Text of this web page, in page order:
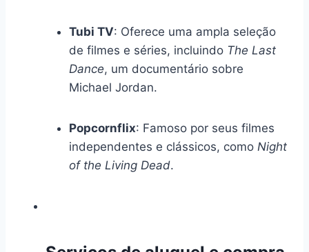
Tubi TV: Oferece uma ampla seleção
de filmes e séries, incluindo The Last
Dance, um documentário sobre
Michael Jordan.
Popcornflix: Famoso por seus filmes
independentes e clássicos, como Night
of the Living Dead.